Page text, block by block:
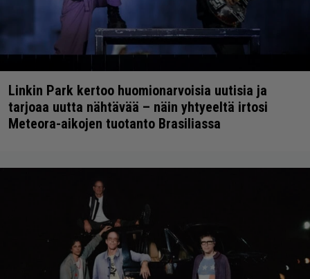
Linkin Park kertoo huomionarvoisia uutisia ja
tarjoaa uutta nähtävää – näin yhtyeeltä irtosi
Meteora-aikojen tuotanto Brasiliassa